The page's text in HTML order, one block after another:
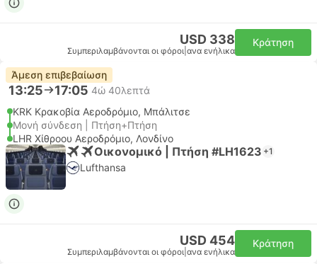
USD 338
Συμπεριλαμβάνονται οι φόροι ανα ενήλικα
Κράτηση
Άμεση επιβεβαίωση
13:25 17:05 4ώ 40λεπτά
KRK Κρακοβία Αεροδρόμιο, Μπάλιτσε
Μονή σύνδεση | Πτήση+Πτήση
LHR Χίθροου Αεροδρόμιο, Λονδίνο
Οικονομικό | Πτήση #LH1623 +1
Lufthansa
USD 454
Συμπεριλαμβάνονται οι φόροι ανα ενήλικα
Κράτηση